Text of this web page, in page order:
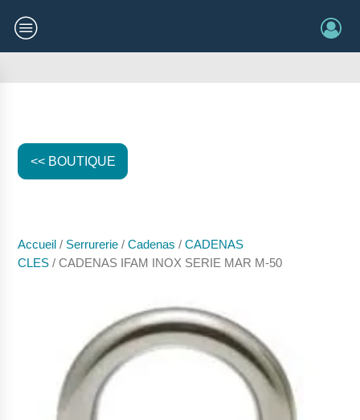
<< BOUTIQUE
Accueil / Serrurerie /Cadenas /CADENAS
CLES / CADENAS IFAM INOX SERIE MAR M-50